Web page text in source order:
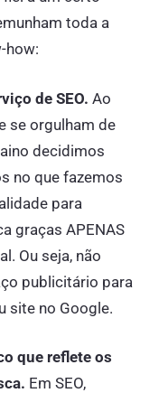
toda a
how:
de SEO. Ao
se orgulham de
decidimos
no que fazemos
para
graças APENAS
Ou seja, não
publicitário para
site no Google.
que reflete os
Em SEO,